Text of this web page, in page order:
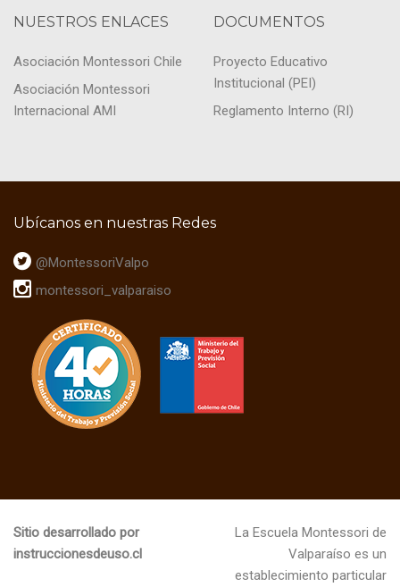
NUESTROS ENLACES
Asociación Montessori Chile
Asociación Montessori
Internacional AMI
DOCUMENTOS
Proyecto Educativo
Institucional (PEI)
Reglamento Interno (RI)
Ubícanos en nuestras Redes
@MontessoriValpo
montessori_valparaiso
Sitio desarrollado por
instruccionesdeuso.cl
La Escuela Montessori de
Valparaíso es un
establecimiento particular